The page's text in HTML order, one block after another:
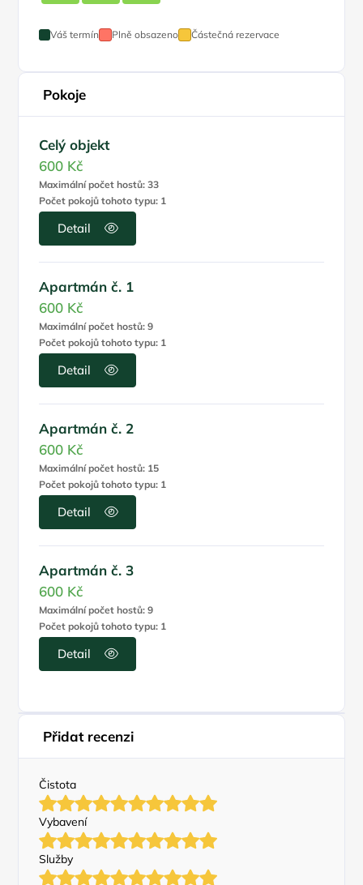
Váš termín Plně obsazeno Částečná rezervace
Pokoje
Celý objekt
600 Kč
Maximální počet hostů: 33
Počet pokojů tohoto typu: 1
Detail
Apartmán č. 1
600 Kč
Maximální počet hostů: 9
Počet pokojů tohoto typu: 1
Detail
Apartmán č. 2
600 Kč
Maximální počet hostů: 15
Počet pokojů tohoto typu: 1
Detail
Apartmán č. 3
600 Kč
Maximální počet hostů: 9
Počet pokojů tohoto typu: 1
Detail
Přidat recenzi
Čistota
Vybavení
Služby